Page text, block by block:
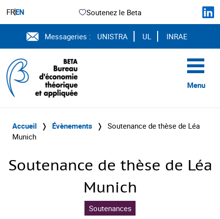
FREN Soutenez le Beta
Messageries : UNISTRA UL INRAE
Menu
Accueil ❭ Évènements ❭ Soutenance de thèse de Léa
Munich
Soutenance de thèse de Léa
Munich
Soutenances